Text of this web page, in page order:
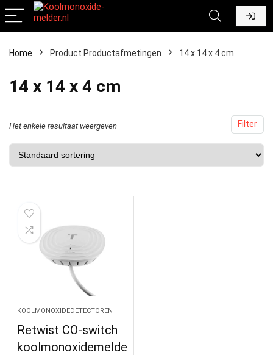
Home Product Productafmetingen ‎14 x 14 x 4 cm
‎14 x 14 x 4 cm
Filter
Het enkele resultaat weergeven
KOOLMONOXIDEDETECTOREN
Retwist CO-switch
koolmonoxidemelde